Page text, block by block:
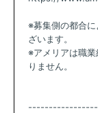
※募集側の都合
ざいます。
※アメリアは職
りません。